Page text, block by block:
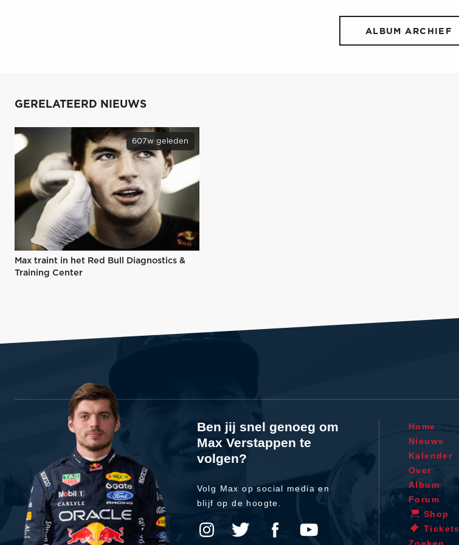
ALBUM ARCHIEF
GERELATEERD NIEUWS
607w geleden
Max traint in het Red Bull Diagnostics &
Training Center
Ben jij snel genoeg om
Max Verstappen te
volgen?
Volg Max op social media en
blijf op de hoogte.
Home
Nieuws
Kalender
Over
Album
Forum
Shop
Tickets
Zoeken